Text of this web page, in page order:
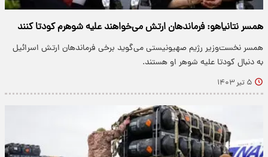
همسر نتانیاهو: فرماندهان ارتش می‌خواهند علیه شوهرم کودتا کنند
همسر نخست‌وزیر رژیم صهیونیستی می‌گوید برخی فرماندهان ارتش اسرائیل
به دنبال کودتا علیه شوهر او هستند.
۵ تیر ۱۴۰۳